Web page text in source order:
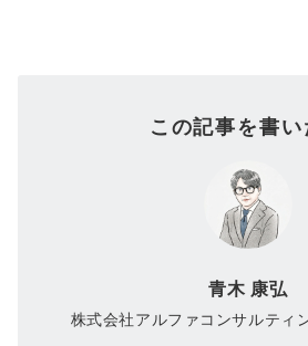
この記事を書い
青木 康弘
株式会社アルファコンサルテ